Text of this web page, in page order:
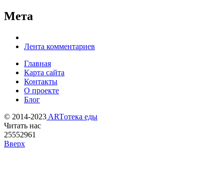
Мета
Лента комментариев
Главная
Карта сайта
Контакты
О проекте
Блог
© 2014-2023 ARTотека еды
Читать нас
25552961
Вверх